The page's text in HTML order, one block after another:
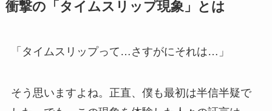
衝撃の「タイムスリップ現象」とは
「タイムスリップって…さすがにそれは…」
そう思いますよね。正直、僕も最初は半信半疑で